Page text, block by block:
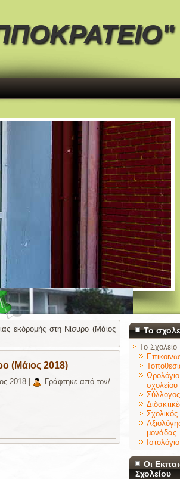
εκδρομής στη Νίσυρο (Μάιος
(Μάιος 2018)
2018
Γράφτηκε από τον/
Το
Το Σχολείο
σχολείου
μονάδας
Οι
Σχολείου